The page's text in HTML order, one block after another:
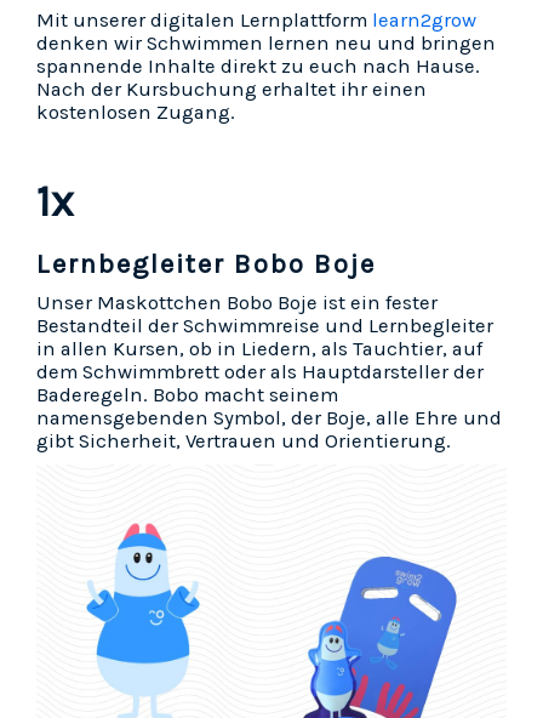
Mit unserer digitalen Lernplattform learn2grow
denken wir Schwimmen lernen neu und bringen
spannende Inhalte direkt zu euch nach Hause.
Nach der Kursbuchung erhaltet ihr einen
kostenlosen Zugang.
1x
Lernbegleiter Bobo Boje
Unser Maskottchen Bobo Boje ist ein fester
Bestandteil der Schwimmreise und Lernbegleiter
in allen Kursen, ob in Liedern, als Tauchtier, auf
dem Schwimmbrett oder als Hauptdarsteller der
Baderegeln. Bobo macht seinem
namensgebenden Symbol, der Boje, alle Ehre und
gibt Sicherheit, Vertrauen und Orientierung.